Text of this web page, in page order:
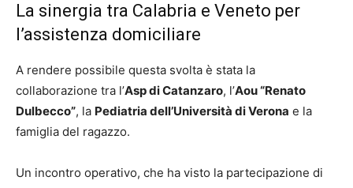
La sinergia tra Calabria e Veneto per
l’assistenza domiciliare
A rendere possibile questa svolta è stata la
collaborazione tra l’Asp di Catanzaro, l’Aou “Renato
Dulbecco”, la Pediatria dell’Università di Verona e la
famiglia del ragazzo.
Un incontro operativo, che ha visto la partecipazione di